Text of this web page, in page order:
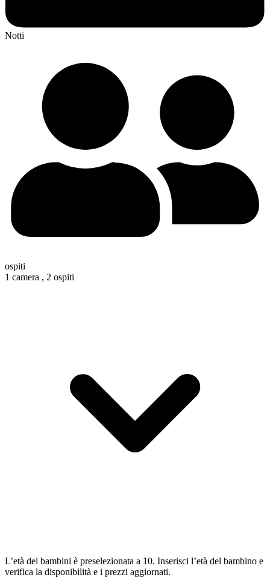
Notti
ospiti
1 camera , 2 ospiti
L’età dei bambini è preselezionata a 10. Inserisci l’età del bambino e
verifica la disponibilità e i prezzi aggiornati.